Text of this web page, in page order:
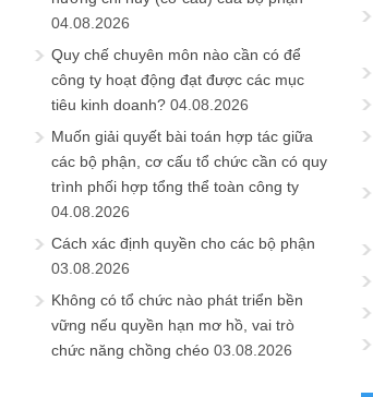
04.08.2026
Quy chế chuyên môn nào cần có để
công ty hoạt động đạt được các mục
tiêu kinh doanh? 04.08.2026
Muốn giải quyết bài toán hợp tác giữa
các bộ phận, cơ cấu tổ chức cần có quy
trình phối hợp tổng thể toàn công ty
04.08.2026
Cách xác định quyền cho các bộ phận
03.08.2026
Không có tổ chức nào phát triển bền
vững nếu quyền hạn mơ hồ, vai trò
chức năng chồng chéo 03.08.2026